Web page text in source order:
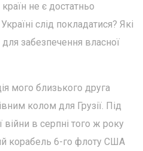
не є достатньо
слід покладатися? Які
забезпечення власної
мого близького друга
колом для Грузії. Під
війни в серпні того ж року
корабель 6-го флоту США